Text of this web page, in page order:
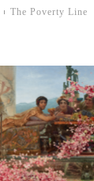
The Poverty Line